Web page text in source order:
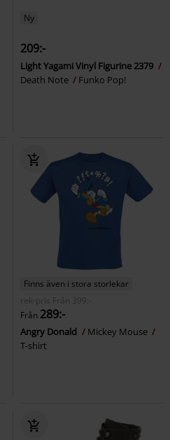
Ny
209:-
Light Yagami Vinyl Figurine 2379
Death Note
Funko Pop!
Finns även i stora storlekar
rek-pris
Från
399:-
Från 289:-
Angry Donald
Mickey Mouse
T-shirt